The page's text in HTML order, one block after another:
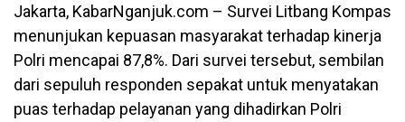
Jakarta, KabarNganjuk.com – Survei Litbang Kompas
menunjukan kepuasan masyarakat terhadap kinerja
Polri mencapai 87,8%. Dari survei tersebut, sembilan
dari sepuluh responden sepakat untuk menyatakan
puas terhadap pelayanan yang dihadirkan Polri